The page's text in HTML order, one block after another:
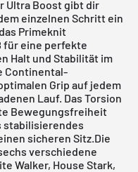
Ultra Boost gibt dir
einzelnen Schritt ein
Primeknit
für eine perfekte
Halt und Stabilität im
Continental-
Grip auf jedem
Lauf. Das Torsion
Bewegungsfreiheit
stabilisierendes
sicheren Sitz.Die
verschiedene
Walker, House Stark,